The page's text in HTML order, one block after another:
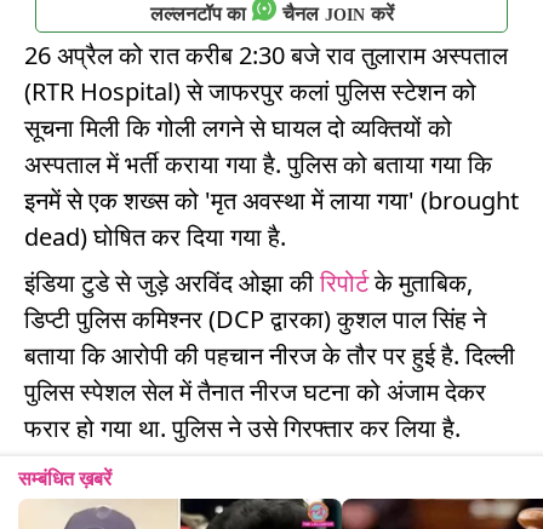
लल्लनटॉप का चैनल JOIN करें
26 अप्रैल को रात करीब 2:30 बजे राव तुलाराम अस्पताल
(RTR Hospital) से जाफरपुर कलां पुलिस स्टेशन को
सूचना मिली कि गोली लगने से घायल दो व्यक्तियों को
अस्पताल में भर्ती कराया गया है. पुलिस को बताया गया कि
इनमें से एक शख्स को 'मृत अवस्था में लाया गया' (brought
dead) घोषित कर दिया गया है.
इंडिया टुडे से जुड़े अरविंद ओझा कीरिपोर्टके मुताबिक,
डिप्टी पुलिस कमिश्नर (DCP द्वारका) कुशल पाल सिंह ने
बताया कि आरोपी की पहचान नीरज के तौर पर हुई है. दिल्ली
पुलिस स्पेशल सेल में तैनात नीरज घटना को अंजाम देकर
फरार हो गया था. पुलिस ने उसे गिरफ्तार कर लिया है.
सम्बंधित ख़बरें